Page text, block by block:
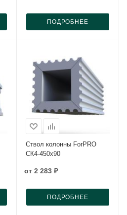
ПОДРОБНЕЕ
Ствол колонны ForPRO
СК4-450x90
от 2 283 ₽
ПОДРОБНЕЕ